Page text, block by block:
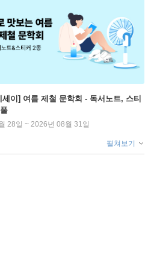
세이] 여름 제철 문학회 - 독서노트, 스티
28일 ~ 2026년 08월 31일
펼쳐보기